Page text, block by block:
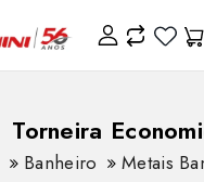
Torneira
Banheiro
Metais